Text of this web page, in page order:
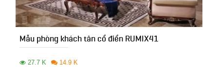
Mẫu phòng khách tân cổ điển RUMIX41
27.7 K 14.9 K